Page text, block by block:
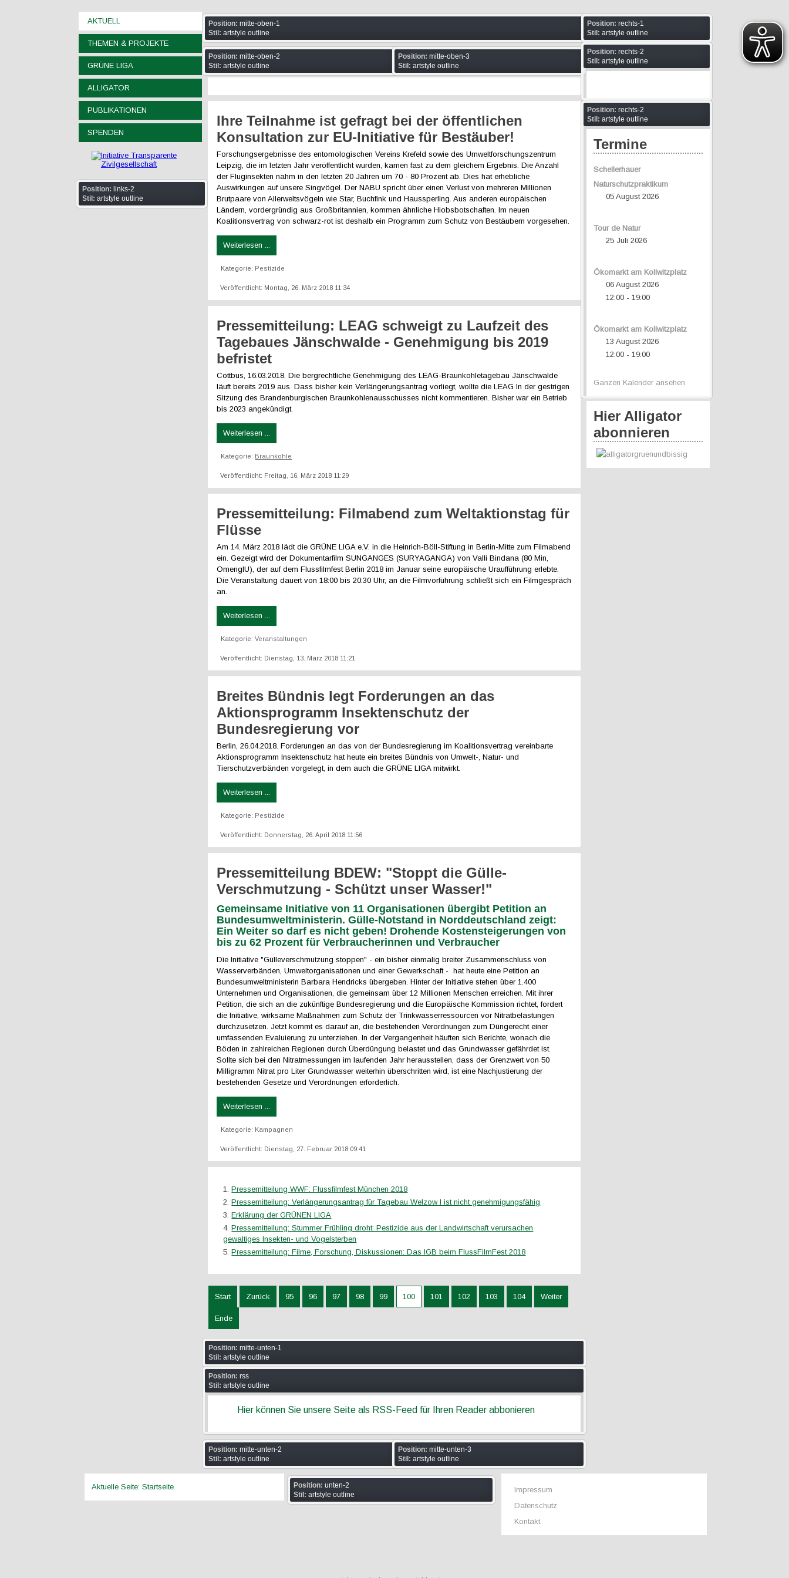
AKTUELL
THEMEN & PROJEKTE
GRÜNE LIGA
ALLIGATOR
PUBLIKATIONEN
SPENDEN
Position: links-2
Stil: artstyle outline
Position: mitte-oben-1
Stil: artstyle outline
Position: mitte-oben-2
Stil: artstyle outline
Position: mitte-oben-3
Stil: artstyle outline
Ihre Teilnahme ist gefragt bei der öffentlichen
Konsultation zur EU-Initiative für Bestäuber!
Forschungsergebnisse des entomologischen Vereins Krefeld sowie des Umweltforschungszentrum
Leipzig, die im letzten Jahr veröffentlicht wurden, kamen fast zu dem gleichem Ergebnis. Die Anzahl
der Fluginsekten nahm in den letzten 20 Jahren um 70 - 80 Prozent ab. Dies hat erhebliche
Auswirkungen auf unsere Singvögel. Der NABU spricht über einen Verlust von mehreren Millionen
Brutpaare von Allerweltsvögeln wie Star, Buchfink und Haussperling. Aus anderen europäischen
Ländern, vordergründig aus Großbritannien, kommen ähnliche Hiobsbotschaften. Im neuen
Koalitionsvertrag von schwarz-rot ist deshalb ein Programm zum Schutz von Bestäubern vorgesehen.
Weiterlesen ...
Kategorie: Pestizide
Veröffentlicht: Montag, 26. März 2018 11:34
Pressemitteilung: LEAG schweigt zu Laufzeit des
Tagebaues Jänschwalde - Genehmigung bis 2019
befristet
Cottbus, 16.03.2018. Die bergrechtliche Genehmigung des LEAG-Braunkohletagebau Jänschwalde
läuft bereits 2019 aus. Dass bisher kein Verlängerungsantrag vorliegt, wollte die LEAG In der gestrigen
Sitzung des Brandenburgischen Braunkohlenausschusses nicht kommentieren. Bisher war ein Betrieb
bis 2023 angekündigt.
Weiterlesen ...
Kategorie: Braunkohle
Veröffentlicht: Freitag, 16. März 2018 11:29
Pressemitteilung: Filmabend zum Weltaktionstag für
Flüsse
Am 14. März 2018 lädt die GRÜNE LIGA e.V. in die Heinrich-Böll-Stiftung in Berlin-Mitte zum Filmabend
ein. Gezeigt wird der Dokumentarfilm SUNGANGES (SURYAGANGA) von Valli Bindana (80 Min,
OmenglU), der auf dem Flussfilmfest Berlin 2018 im Januar seine europäische Uraufführung erlebte.
Die Veranstaltung dauert von 18:00 bis 20:30 Uhr, an die Filmvorführung schließt sich ein Filmgespräch
an.
Weiterlesen ...
Kategorie:Veranstaltungen
Veröffentlicht: Dienstag, 13. März 2018 11:21
Breites Bündnis legt Forderungen an das
Aktionsprogramm Insektenschutz der
Bundesregierung vor
Berlin, 26.04.2018. Forderungen an das von der Bundesregierung im Koalitionsvertrag vereinbarte
Aktionsprogramm Insektenschutz hat heute ein breites Bündnis von Umwelt-, Natur- und
Tierschutzverbänden vorgelegt, in dem auch die GRÜNE LIGA mitwirkt.
Weiterlesen ...
Kategorie: Pestizide
Veröffentlicht: Donnerstag, 26. April 2018 11:56
Pressemitteilung BDEW: "Stoppt die Gülle-
Verschmutzung - Schützt unser Wasser!"
Gemeinsame Initiative von 11 Organisationen übergibt Petition an
Bundesumweltministerin. Gülle-Notstand in Norddeutschland zeigt:
Ein Weiter so darf es nicht geben! Drohende Kostensteigerungen von
bis zu 62 Prozent für Verbraucherinnen und Verbraucher
Die Initiative "Gülleverschmutzung stoppen" - ein bisher einmalig breiter Zusammenschluss von
Wasserverbänden, Umweltorganisationen und einer Gewerkschaft - hat heute eine Petition an
Bundesumweltministerin Barbara Hendricks übergeben. Hinter der Initiative stehen über 1.400
Unternehmen und Organisationen, die gemeinsam über 12 Millionen Menschen erreichen. Mit ihrer
Petition, die sich an die zukünftige Bundesregierung und die Europäische Kommission richtet, fordert
die Initiative, wirksame Maßnahmen zum Schutz der Trinkwasserressourcen vor Nitratbelastungen
durchzusetzen. Jetzt kommt es darauf an, die bestehenden Verordnungen zum Düngerecht einer
umfassenden Evaluierung zu unterziehen. In der Vergangenheit häuften sich Berichte, wonach die
Böden in zahlreichen Regionen durch Überdüngung belastet und das Grundwasser gefährdet ist.
Sollte sich bei den Nitratmessungen im laufenden Jahr herausstellen, dass der Grenzwert von 50
Milligramm Nitrat pro Liter Grundwasser weiterhin überschritten wird, ist eine Nachjustierung der
bestehenden Gesetze und Verordnungen erforderlich.
Weiterlesen ...
Kategorie: Kampagnen
Veröffentlicht: Dienstag, 27. Februar 2018 09:41
Pressemitteilung WWF: Flussfilmfest München 2018
Pressemitteilung: Verlängerungsantrag für Tagebau Welzow I ist nicht genehmigungsfähig
Erklärung der GRÜNEN LIGA
Pressemitteilung: Stummer Frühling droht: Pestizide aus der Landwirtschaft verursachen
gewaltiges Insekten- und Vogelsterben
Pressemitteilung: Filme, Forschung, Diskussionen: Das IGB beim FlussFilmFest 2018
Start Zurück 95 96 97 98 99 100 101 102 103 104 Weiter
Ende
Position: mitte-unten-1
Stil: artstyle outline
Position: rss
Stil: artstyle outline
Hier können Sie unsere Seite als RSS-Feed für Ihren Reader abbonieren
Position: mitte-unten-2
Stil: artstyle outline
Position: mitte-unten-3
Stil: artstyle outline
Position: rechts-1
Stil: artstyle outline
Position: rechts-2
Stil: artstyle outline
Position: rechts-2
Stil: artstyle outline
Termine
Schellerhauer
Naturschutzpraktikum
05 August 2026
Tour de Natur
25 Juli 2026
Ökomarkt am Kollwitzplatz
06 August 2026
12:00 -19:00
Ökomarkt am Kollwitzplatz
13 August 2026
12:00 -19:00
Ganzen Kalender ansehen
Hier Alligator
abonnieren
Aktuelle Seite:Startseite Position: unten-2
Stil: artstyle outline
Impressum
Datenschutz
Kontakt